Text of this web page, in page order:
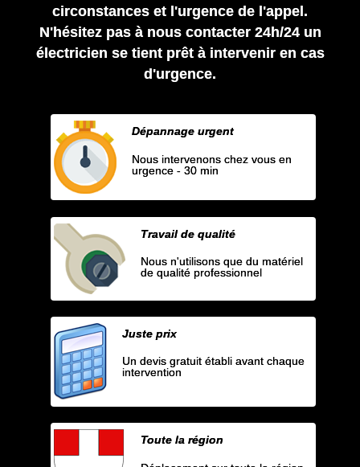
circonstances et l'urgence de l'appel.
N'hésitez pas à nous contacter 24h/24 un
électricien se tient prêt à intervenir en cas
d'urgence.
Dépannage urgent
Nous intervenons chez vous en
urgence - 30 min
Travail de qualité
Nous n'utilisons que du matériel
de qualité professionnel
Juste prix
Un devis gratuit établi avant chaque
intervention
Toute la région